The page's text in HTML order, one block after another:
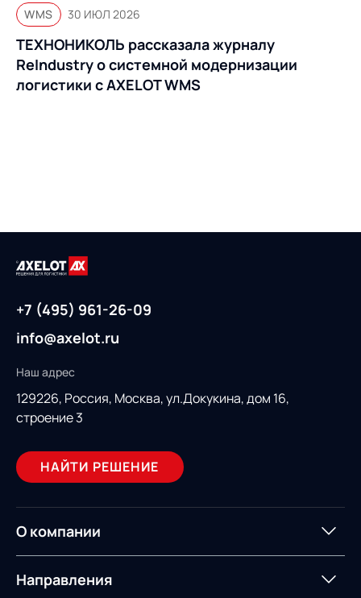
WMS 30 ИЮЛ 2026
ТЕХНОНИКОЛЬ рассказала журналу
ReIndustry о системной модернизации
логистики с AXELOT WMS
+7 (495) 961-26-09
info@axelot.ru
Наш адрес
129226, Россия, Москва, ул.Докукина, дом 16,
строение 3
НАЙТИ РЕШЕНИЕ
О компании
О компании
Направления